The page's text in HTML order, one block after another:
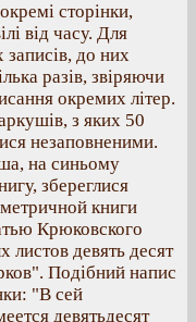
сторінки,
від часу. Для
записів, до них
разів, звіряючи
окремих літер.
з яких 50
незаповненими.
на синьому
збереглися
книги
Крюковского
листов девять десят
Подібний напис
"В сей
девятьдесят